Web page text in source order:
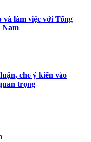
làm việc với Tổng
Nam
cho ý kiến vào
trọng